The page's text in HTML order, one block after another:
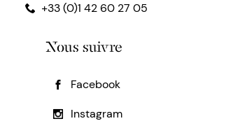
+33 (0)1 42 60 27 05
Nous suivre
Facebook
Instagram